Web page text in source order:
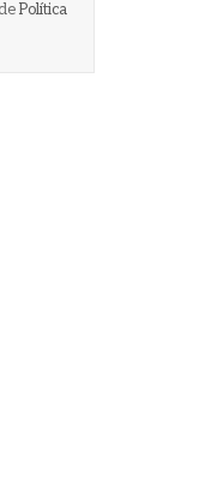
Política